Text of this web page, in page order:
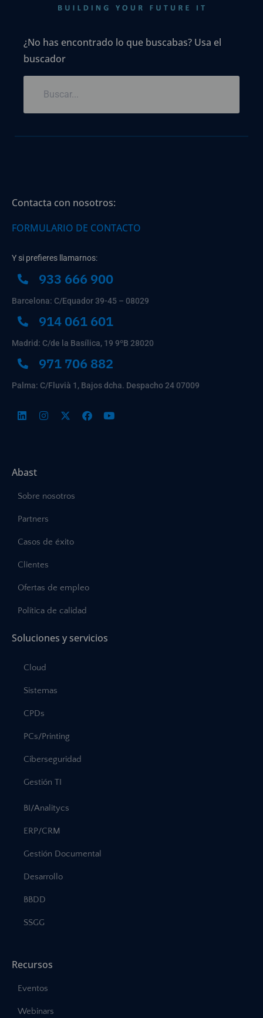
¿No has encontrado lo que buscabas? Usa el
buscador
Contacta con nosotros:
FORMULARIO DE CONTACTO
Y si prefieres llamarnos:
933 666 900
Barcelona: C/Equador 39-45 – 08029
914 061 601
Madrid: C/de la Basílica, 19 9ºB 28020
971 706 882
Palma: C/Fluvià 1, Bajos dcha. Despacho 24 07009
Abast
Sobre nosotros
Partners
Casos de éxito
Clientes
Ofertas de empleo
Política de calidad
Soluciones y servicios
Cloud
Sistemas
CPDs
PCs/Printing
Ciberseguridad
Gestión TI
BI/Analitycs
ERP/CRM
Gestión Documental
Desarrollo
BBDD
SSGG
Recursos
Eventos
Webinars